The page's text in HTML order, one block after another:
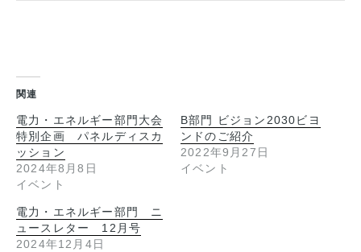
関連
電力・エネルギー部門大会
特別企画 パネルディスカ
ッション
2024年8月8日
イベント
B部門 ビジョン2030ビヨ
ンドのご紹介
2022年9月27日
イベント
電力・エネルギー部門 ニ
ュースレター 12月号
2024年12月4日